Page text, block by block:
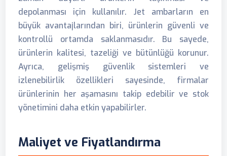
depolanması için kullanılır. Jet ambarların en
büyük avantajlarından biri, ürünlerin güvenli ve
kontrollü ortamda saklanmasıdır. Bu sayede,
ürünlerin kalitesi, tazeliği ve bütünlüğü korunur.
Ayrıca, gelişmiş güvenlik sistemleri ve
izlenebilirlik özellikleri sayesinde, firmalar
ürünlerinin her aşamasını takip edebilir ve stok
yönetimini daha etkin yapabilirler.
Maliyet ve Fiyatlandırma